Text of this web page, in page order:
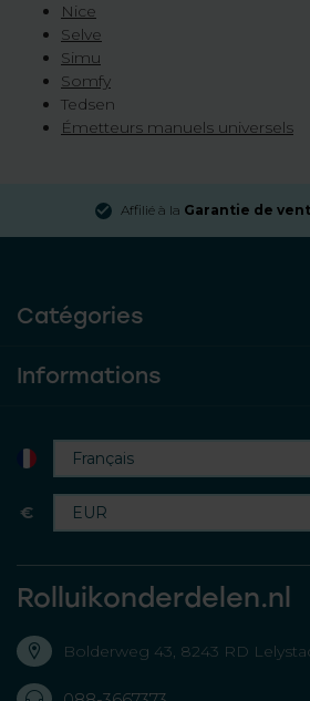
Nice
Selve
Simu
Somfy
Tedsen
Émetteurs manuels universels
Affilié à la Garantie de
Catégories
Informations
€
Rolluikonderdelen.nl
Bolderweg 43, 8243 RD